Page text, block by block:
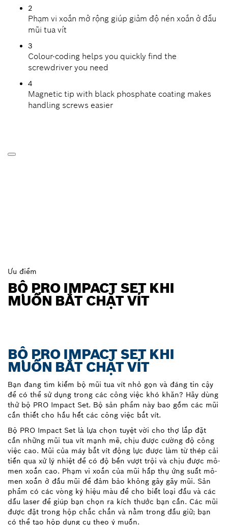
2
Phạm vi xoắn mở rộng giúp giảm độ nén xoắn ở đầu
mũi tua vít
3
Colour-coding helps you quickly find the
screwdriver you need
4
Magnetic tip with black phosphate coating makes
handling screws easier
Ưu điểm
BỘ PRO IMPACT SET KHI
MUỐN BẮT CHẶT VÍT
BỘ PRO IMPACT SET KHI
MUỐN BẮT CHẶT VÍT
Bạn đang tìm kiếm bộ mũi tua vít nhỏ gọn và đáng tin cậy
để có thể sử dụng trong các công việc khó khăn? Hãy dùng
thử bộ PRO Impact Set. Bộ sản phẩm này bao gồm các mũi
cần thiết cho hầu hết các công việc bắt vít.
Bộ PRO Impact Set là lựa chọn tuyệt vời cho thợ lắp đặt
cần những mũi tua vít mạnh mẽ, chịu được cường độ công
việc cao. Mũi của máy bắt vít động lực được làm từ thép cải
tiến qua xử lý nhiệt để có độ bền vượt trội và chịu được mô-
men xoắn cao. Phạm vi xoắn của mũi hấp thụ ứng suất mô-
men xoắn ở đầu mũi để đảm bảo không gây gãy mũi. Sản
phẩm có các vòng ký hiệu màu để cho biết loại đầu và các
dấu laser để giúp bạn chọn ra kích thước bạn cần. Các mũi
được đặt trong hộp chắc chắn và nằm trong đầu giữ; bạn
có thể tạo hộp dụng cụ theo ý muốn.